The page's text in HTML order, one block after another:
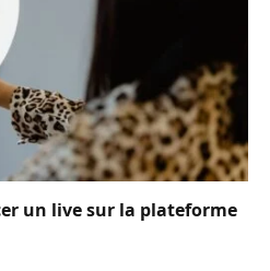
un live sur la plateforme